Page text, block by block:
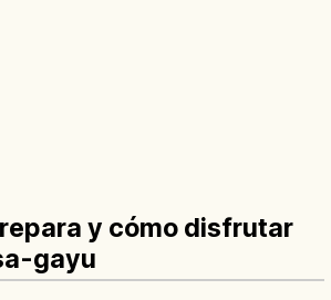
y cómo disfrutar
gayu